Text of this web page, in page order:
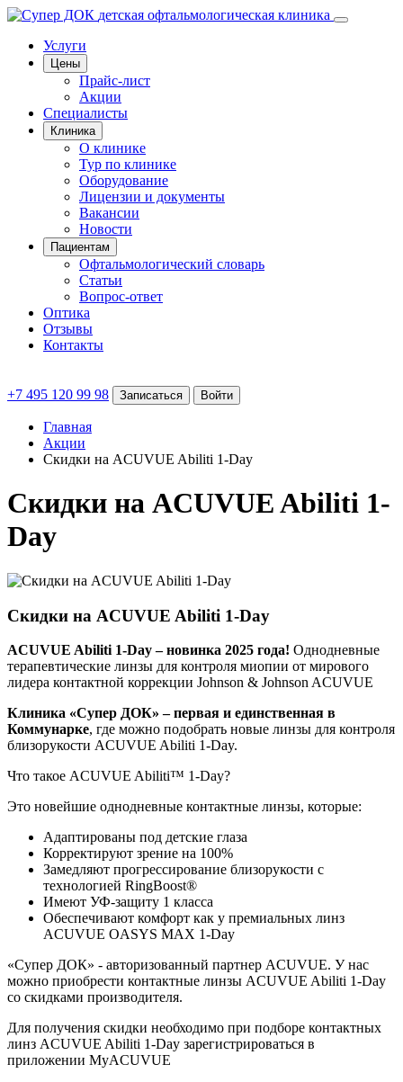
детская офтальмологическая клиника
Услуги
Цены
Прайс-лист
Акции
Специалисты
Клиника
О клинике
Тур по клинике
Оборудование
Лицензии и документы
Вакансии
Новости
Пациентам
Офтальмологический словарь
Статьи
Вопрос-ответ
Оптика
Отзывы
Контакты
+7 495 120 99 98 Записаться Войти
Главная
Акции
Скидки на ACUVUE Abiliti 1-Day
Скидки на ACUVUE Abiliti 1-
Day
Скидки на ACUVUE Abiliti 1-Day
ACUVUE Abiliti 1-Day – новинка 2025 года! Однодневные
терапевтические линзы для контроля миопии от мирового
лидера контактной коррекции Johnson & Johnson ACUVUE
Клиника «Супер ДОК» – первая и единственная в
Коммунарке, где можно подобрать новые линзы для контроля
близорукости ACUVUE Abiliti 1-Day.
Что такое ACUVUE Abiliti™ 1-Day?
Это новейшие однодневные контактные линзы, которые:
Адаптированы под детские глаза
Корректируют зрение на 100%
Замедляют прогрессирование близорукости с
технологией RingBoost®
Имеют УФ-защиту 1 класса
Обеспечивают комфорт как у премиальных линз
ACUVUE OASYS MAX 1-Day
«Супер ДОК» - авторизованный партнер ACUVUE. У нас
можно приобрести контактные линзы ACUVUE Abiliti 1-Day
со скидками производителя.
Для получения скидки необходимо при подборе контактных
линз ACUVUE Abiliti 1-Day зарегистрироваться в
приложении MyACUVUE